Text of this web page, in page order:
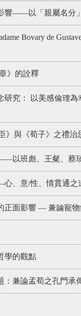
響——以「親屬名分
Bovary de
》的詮釋
研究： 以美感倫理
》與《荀子》之禮治
以班彪、王粲、蔡
、意/性、情貫通之
正面影響 — 兼論寵
學的觀點
：兼論孟荀之孔門承